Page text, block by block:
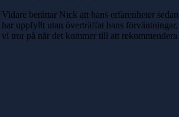
Vidare berättar Nick att hans erfarenheter
har uppfyllt utan överträffat hans
vi tror på när det kommer till att